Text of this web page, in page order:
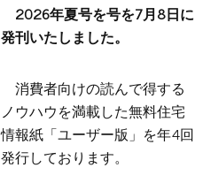
2026年夏号を号を7月8日に
発刊いたしました。
消費者向けの読んで得する
ノウハウを満載した無料住宅
情報紙「ユーザー版」を年4回
発行しております。